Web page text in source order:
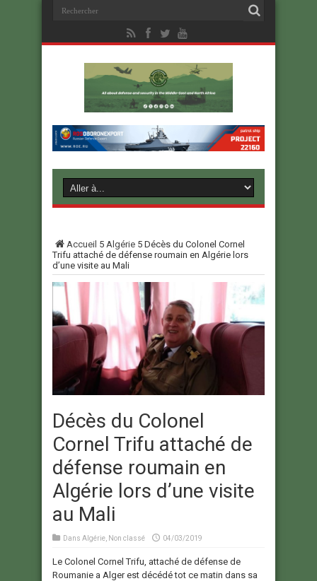
Accueil 5 Algérie 5 Décès du Colonel Cornel
Trifu attaché de défense roumain en Algérie lors
d’une visite au Mali
Décès du Colonel
Cornel Trifu attaché de
défense roumain en
Algérie lors d’une visite
au Mali
Dans Algérie Non classé 04/03/2019
Le Colonel Cornel Trifu, attaché de défense de
Roumanie a Alger est décédé tot ce matin dans sa